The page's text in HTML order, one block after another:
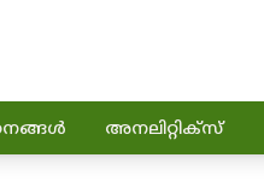
അനലിറ്റിക്സ്